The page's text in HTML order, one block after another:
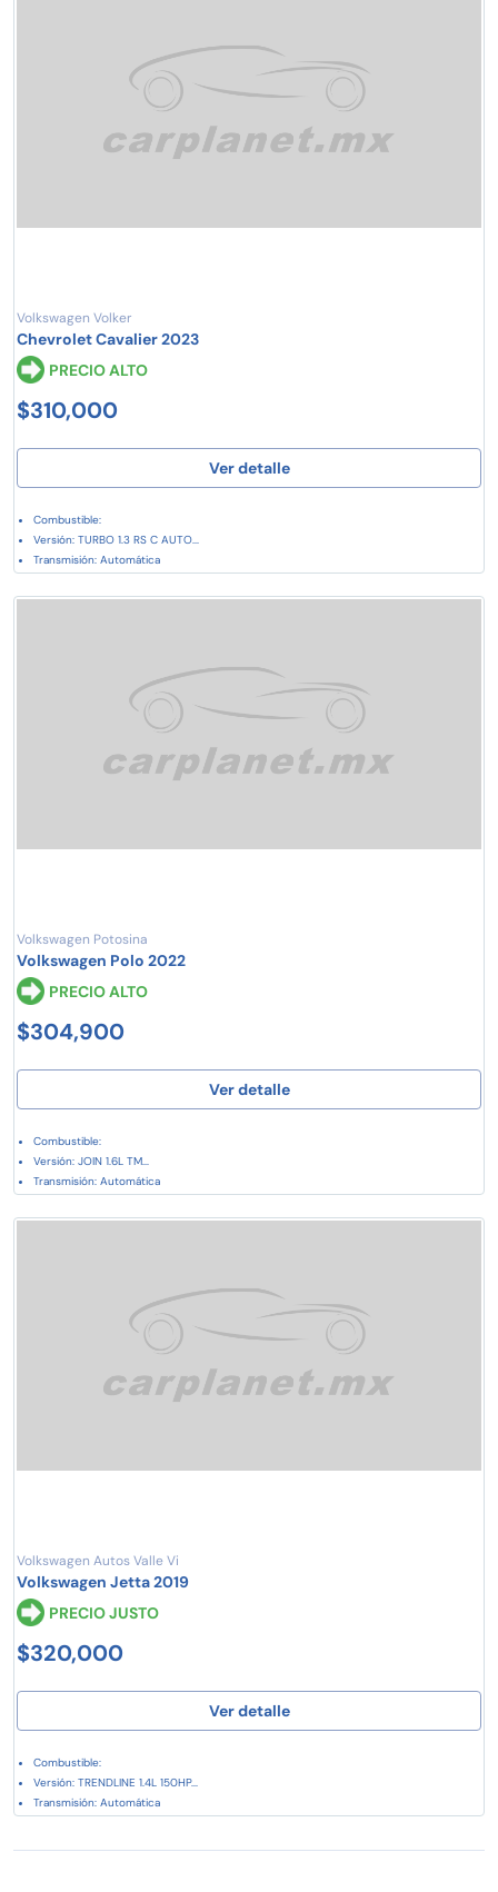
Volkswagen Volker
Chevrolet Cavalier 2023
PRECIO ALTO
$310,000
Ver detalle
Combustible:
Versión: TURBO 1.3 RS C AUTO...
Transmisión: Automática
Volkswagen Potosina
Volkswagen Polo 2022
PRECIO ALTO
$304,900
Ver detalle
Combustible:
Versión: JOIN 1.6L TM...
Transmisión: Automática
Volkswagen Autos Valle Vi
Volkswagen Jetta 2019
PRECIO JUSTO
$320,000
Ver detalle
Combustible:
Versión: TRENDLINE 1.4L 150HP...
Transmisión: Automática